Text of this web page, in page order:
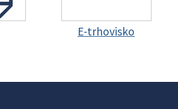
E-trhovisko